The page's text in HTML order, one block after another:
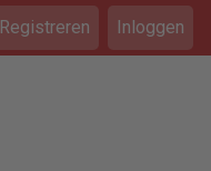
Registreren Inloggen